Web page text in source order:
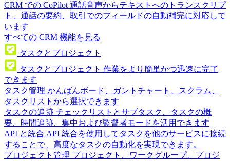
CRM での CoPilot 通話音声からテキストへのトランスクリプ
ト、通話の要約、取引でのフィールドの自動補完に対応して
います
すべての CRM 機能を見る
タスクとプロジェクト
タスクとプロジェクト 作業をより簡単かつ迅速に完了
できます
タスク管理 かんばんボード、ガントチャート、スクラム、
タスクリストから選択できます
タスクの追跡 チェックリストとサブタスク、タスクの概
要、時間追跡、集中および監督者モードを活用できます
API と統合 API 統合を使用してタスクを他のサービスに接続
することで、高度なタスクの自動化を実現できます。
プロジェクト管理 プロジェクト、ワークグループ、プロジ